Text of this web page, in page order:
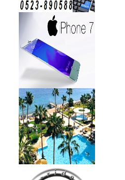
מעגל ריסים חשמלי
₪
מידע נוסף
מצלמות אינפרא
499
₪
מידע נוסף
18 מברשות למאפרים + נרתיק
ג'מס אדום מעור
720
₪
מידע נוסף
פינצטה לד מאירה